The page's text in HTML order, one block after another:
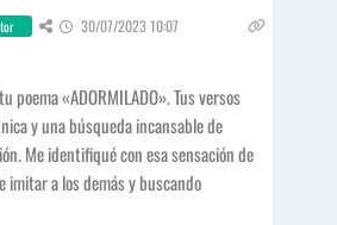
30/07/2023 10:07
poema «ADORMILADO». Tus versos
y una búsqueda incansable de
Me identifiqué con esa sensación de
a los demás y buscando